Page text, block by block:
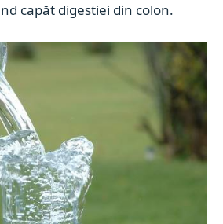
capăt digestiei din colon.